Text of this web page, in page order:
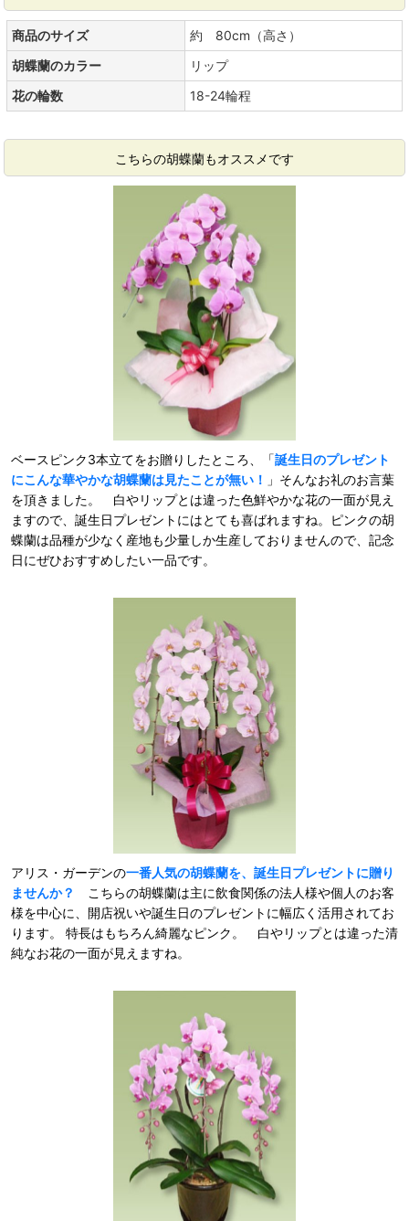
商品のサイズ
約 80cm（高さ）
胡蝶蘭のカラー
リップ
花の輪数
18-24輪程
こちらの胡蝶蘭もオススメです
ベースピンク3本立てをお贈りしたところ、「誕生日のプレゼント
にこんな華やかな胡蝶蘭は見たことが無い！ 」そんなお礼のお言葉
を頂きました。 白やリップとは違った色鮮やかな花の一面が見え
ますので、誕生日プレゼントにはとても喜ばれますね。ピンクの胡
蝶蘭は品種が少なく産地も少量しか生産しておりませんので、記念
日にぜひおすすめしたい一品です。
アリス・ガーデンの一番人気の胡蝶蘭を、誕生日プレゼントに贈り
ませんか？
こちらの胡蝶蘭は主に飲食関係の法人様や個人のお客
様を中心に、開店祝いや誕生日のプレゼントに幅広く活用されてお
ります。 特長はもちろん綺麗なピンク。 白やリップとは違った清
純なお花の一面が見えますね。